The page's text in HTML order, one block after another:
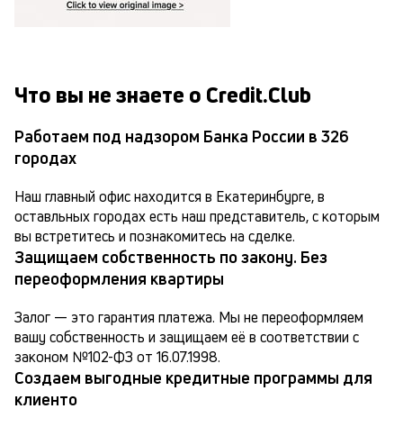
Что вы не знаете о Credit.Club
Работаем под надзором Банка России в 326
городах
Наш главный офис находится в Екатеринбурге, в
оставльных городах есть наш представитель, с которым
вы встретитесь и познакомитесь на сделке.
Защищаем собственность по закону. Без
переоформления квартиры
Залог — это гарантия платежа. Мы не переоформляем
вашу собственность и защищаем её в соответствии с
законом №102-ФЗ от 16.07.1998.
Создаем выгодные кредитные программы для
клиенто